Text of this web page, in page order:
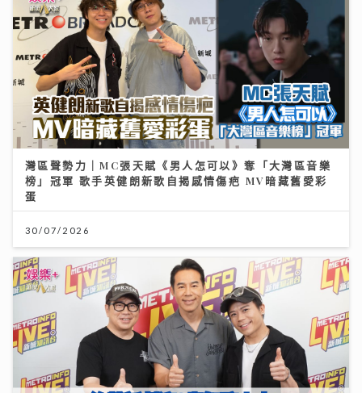
灣區聲勢力｜MC張天賦《男人怎可以》奪「大灣區音樂
榜」冠軍 歌手英健朗新歌自揭感情傷疤 MV暗藏舊愛彩
蛋
30/07/2026